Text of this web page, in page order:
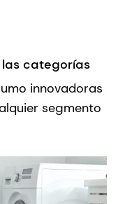
categorías
innovadoras
segmento